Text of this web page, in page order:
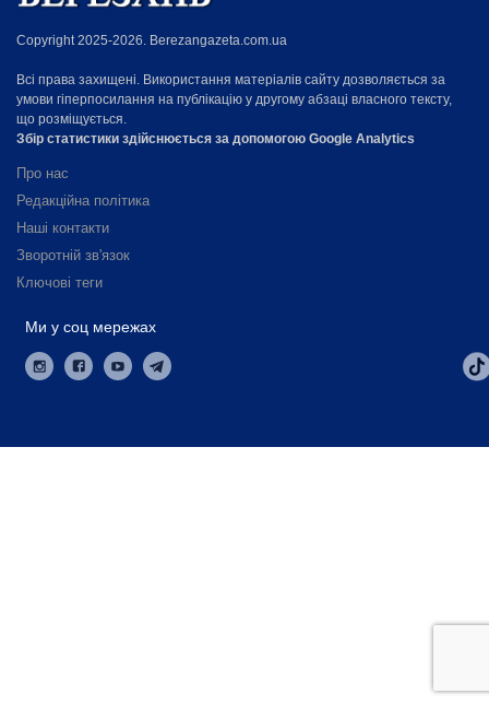
Copyright 2025-2026. Berezangazeta.com.ua
Всі права захищені. Використання матеріалів сайту дозволяється за
умови гіперпосилання на публікацію у другому абзаці власного тексту,
що розміщується.
Збір статистики здійснюється за допомогою Google Analytics
Про нас
Редакційна політика
Наші контакти
Зворотній зв'язок
Ключові теги
Ми у соц мережах